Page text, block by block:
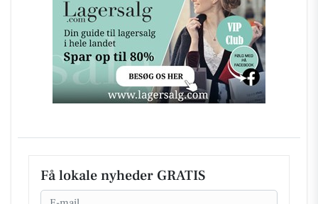
Få lokale nyheder GRATIS
Email